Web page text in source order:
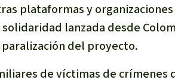
plataformas y
lanzada desde
del proyecto.
de víctimas de crímenes